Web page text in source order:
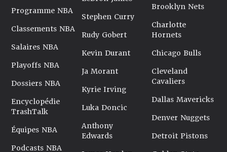
Programme NBA
Classements NBA
Salaires NBA
Playoffs NBA
Dossiers NBA
Encyclopédie
TrashTalk
Équipes NBA
Podcasts NBA
Stephen Curry
Rudy Gobert
Kevin Durant
Ja Morant
Kyrie Irving
Luka Doncic
Anthony
Edwards
Brooklyn Nets
Charlotte
Hornets
Chicago Bulls
Cleveland
Cavaliers
Dallas Mavericks
Denver Nuggets
Detroit Pistons